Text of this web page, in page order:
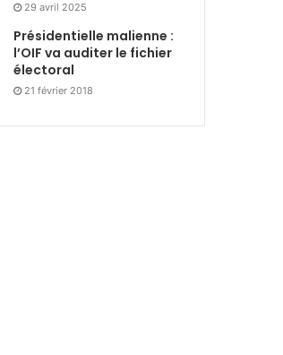
29 avril 2025
Présidentielle malienne :
l’OIF va auditer le fichier
électoral
21 février 2018